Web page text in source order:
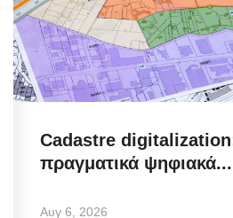
Cadastre digitalization:
πραγματικά ψηφιακά...
Αυγ 6, 2026